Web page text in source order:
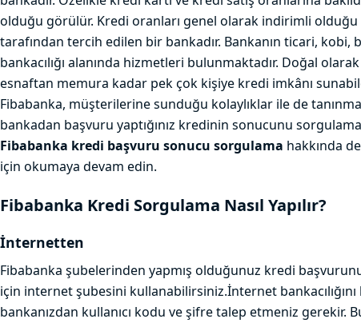
olduğu görülür. Kredi oranları genel olarak indirimli olduğu
tarafından tercih edilen bir bankadır. Bankanın ticari, kobi,
bankacılığı alanında hizmetleri bulunmaktadır. Doğal
esnaftan memura kadar pek çok kişiye kredi imkânı
Fibabanka, müşterilerine sunduğu kolaylıklar ile de
bankadan başvuru yaptığınız kredinin sonucunu
Fibabanka kredi başvuru sonucu sorgulama hakkında
için okumaya devam edin.
Fibabanka Kredi Sorgulama Nasıl Yapılır?
İnternetten
Fibabanka şubelerinden yapmış olduğunuz kredi
için internet şubesini kullanabilirsiniz.İnternet
bankanızdan kullanıcı kodu ve şifre talep etmeniz gerekir.